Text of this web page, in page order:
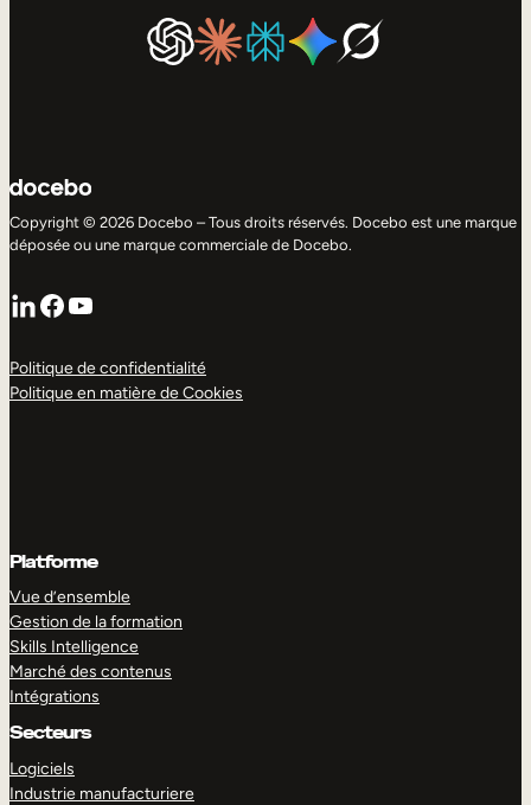
Copyright © 2026 Docebo – Tous droits réservés. Docebo est une marque
déposée ou une marque commerciale de Docebo.
LinkedIn
Facebook
YouTube
Politique de confidentialité
Politique en matière de Cookies
Platforme
Vue d’ensemble
Gestion de la formation
Skills Intelligence
Marché des contenus
Intégrations
Secteurs
Logiciels
Industrie manufacturiere